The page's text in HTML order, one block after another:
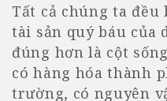
Tất cả chúng ta
tài sản quý báu của
đúng hơn là cột
có hàng hóa thành
trường, có nguyên